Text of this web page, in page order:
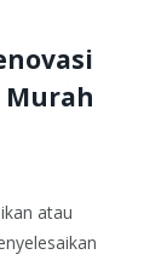
Murah
atau